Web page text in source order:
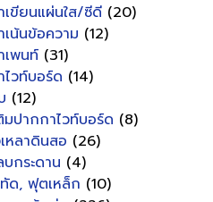
เขียนแผ่นใส/ซีดี (20)
น้นข้อความ (12)
เพนท์ (31)
วท์บอร์ด (14)
(12)
มปากกาไวท์บอร์ด (8)
หลาดินสอ (26)
กระดาน (4)
ด, ฟุตเหล็ก (10)